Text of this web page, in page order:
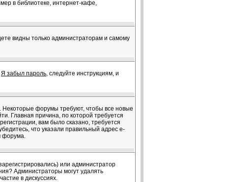
в библиотеке, интернет-кафе,
видны только администраторам и самому
Я забыл пароль, следуйте инструкциям, и
Некоторые форумы требуют, чтобы все новые
Главная причина, по которой требуется
вам было сказано, требуется
что указали правильный адрес e-
форума.
или администратор
Администраторы могут удалять
в дискуссиях.